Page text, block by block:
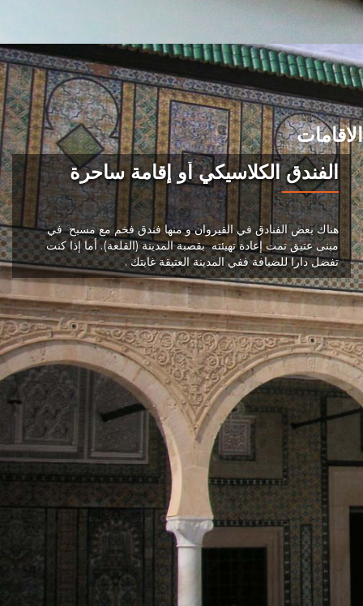
الاقامات
الفندق الكلاسيكي أو إقامة ساحرة
هناك بعض الفنادق في القيروان و منها فندق فخم مع مسبح في
مبنى عتيق تمت إعادة تهيئته بقصبة المدينة (القلعة). أما إذا كنت
تفضل دارا للضيافة ففي المدينة العتيقة غايتك .